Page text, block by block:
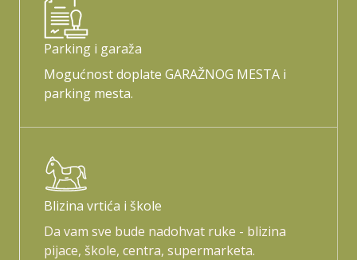
Parking i garaža
Mogućnost doplate GARAŽNOG MESTA i
parking mesta.
Blizina vrtića i škole
Da vam sve bude nadohvat ruke - blizina
pijace, škole, centra, supermarketa.